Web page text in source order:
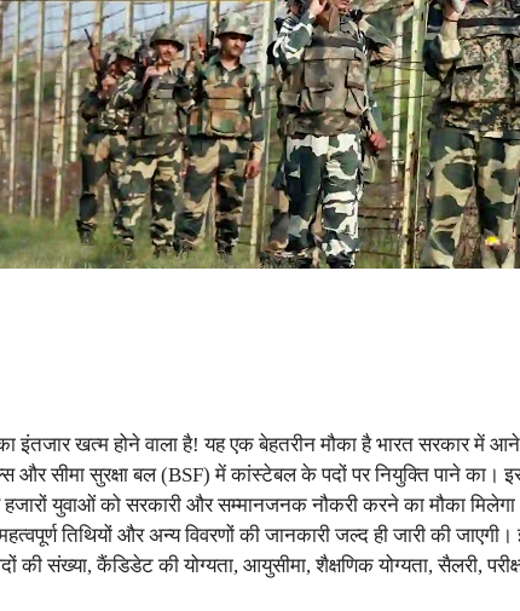
का इंतजार खत्म होने वाला है! यह एक बेहतरीन मौका है भारत सरकार में
और सीमा सुरक्षा बल (BSF) में कांस्टेबल के पदों पर नियुक्ति पाने का।
हजारों युवाओं को सरकारी और सम्मानजनक नौकरी करने का मौका
तिथियों और अन्य विवरणों की जानकारी जल्द ही जारी की
की संख्या, कैंडिडेट की योग्यता, आयुसीमा, शैक्षणिक योग्यता, सैलरी,